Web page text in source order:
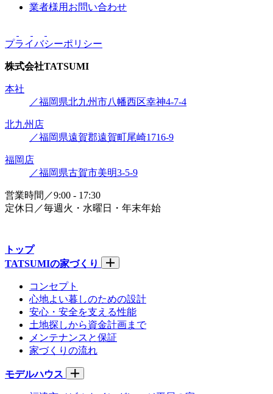
業者様用お問い合わせ
プライバシーポリシー
株式会社TATSUMI
本社
／福岡県北九州市八幡西区幸神4-7-4
北九州店
／福岡県遠賀郡遠賀町尾崎1716-9
福岡店
／福岡県古賀市美明3-5-9
営業時間／9:00 - 17:30
定休日／毎週火・水曜日・年末年始
トップ
TATSUMIの家づくり
コンセプト
心地よい暮しのための設計
安心・安全を支える性能
土地探しから資金計画まで
メンテナンスと保証
家づくりの流れ
モデルハウス